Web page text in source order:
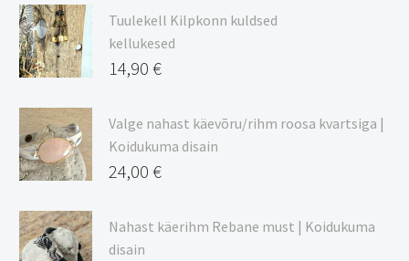
9,00 €
kuni
20,44 €
Tuulekell Kilpkonn kuldsed
kellukesed
14,90 €
Valge nahast käevõru/rihm roosa kvartsiga |
Koidukuma disain
24,00 €
Nahast käerihm Rebane must | Koidukuma
disain